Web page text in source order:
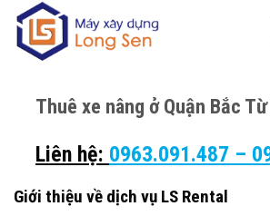
qua
Thuê xe nâng ở Quận Bắc
Liên hệ: 0963.091.487 –
Giới thiệu về dịch vụ LS Rental